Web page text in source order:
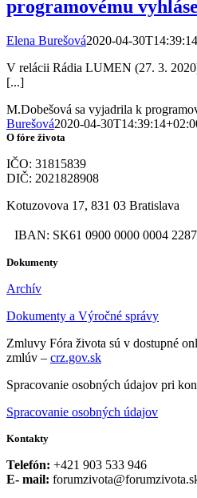
programovému
Elena Burešová2020-04-
V relácii Rádia LUMEN (27. 3.
[...]
M.Dobešová sa vyjadrila k
Burešová2020-04-
O fóre života
IČO: 31815839
DIČ: 2021828908
Kotuzovova 17, 831 03 Bratislava
IBAN: SK61 0900 0000 0004
Dokumenty
Archív
Dokumenty a Výročné správy
Zmluvy Fóra života sú v dostupné
zmlúv – crz.gov.sk
Spracovanie osobných údajov pri
Spracovanie osobných údajov
Kontakty
Telefón: +421 903 533 946
E- mail: